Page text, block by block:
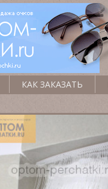
КАК ЗАКАЗАТЬ